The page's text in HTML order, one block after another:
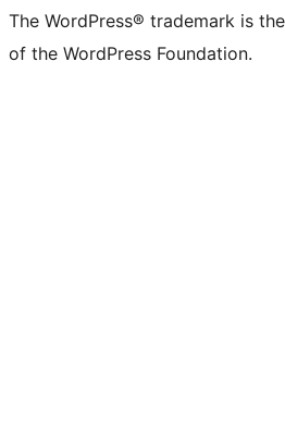
The WordPress® trademark is
of the WordPress Foundation.